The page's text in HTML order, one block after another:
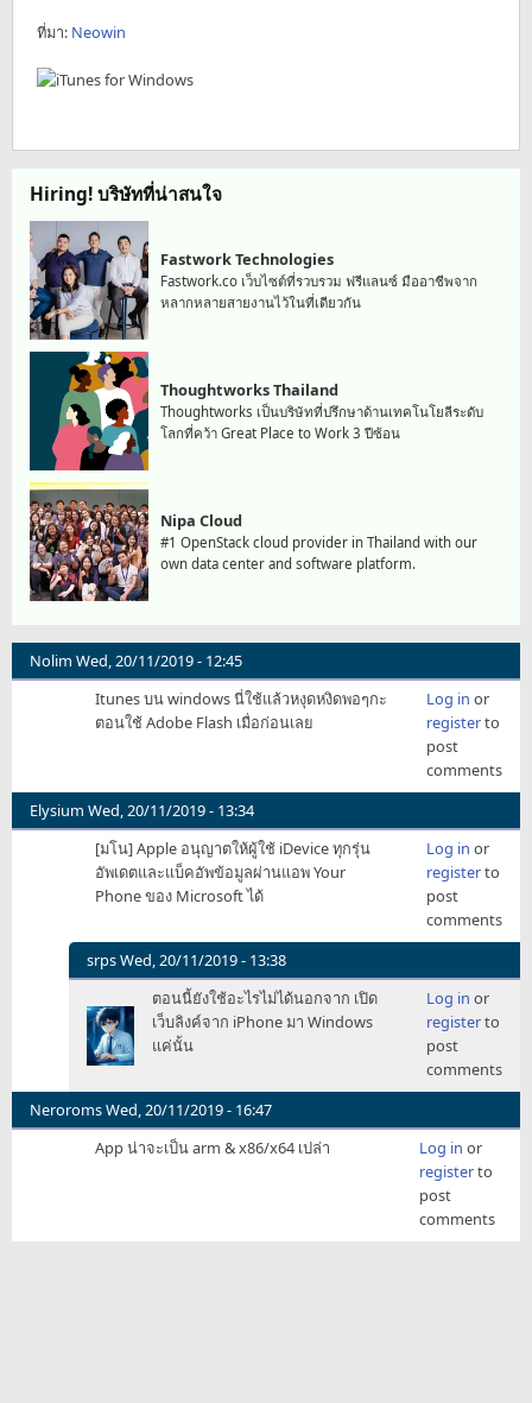
ที่มา: Neowin
Hiring! บริษัทที่น่าสนใจ
Fastwork Technologies
Fastwork.co เว็บไซต์ที่รวบรวม ฟรีแลนซ์ มืออาชีพจาก
หลากหลายสายงานไว้ในที่เดียวกัน
Thoughtworks Thailand
Thoughtworks เป็นบริษัทที่ปรึกษาด้านเทคโนโยลีระดับ
โลกที่คว้า Great Place to Work 3 ปีซ้อน
Nipa Cloud
#1 OpenStack cloud provider in Thailand with our
own data center and software platform.
Nolim Wed, 20/11/2019 - 12:45
Itunes บน windows นี่ใช้แล้วหงุดหงิดพอๆกะ
ตอนใช้ Adobe Flash เมื่อก่อนเลย
Log in or
registerto
post
comments
Elysium Wed, 20/11/2019 - 13:34
[มโน] Apple อนุญาตให้ผู้ใช้ iDevice ทุกรุ่น
อัพเดตและแบ็คอัพข้อมูลผ่านแอพ Your
Phone ของ Microsoft ได้
Log in or
registerto
post
comments
srpsWed, 20/11/2019 - 13:38
In
reply
to
[มโน]
อนุญาต
ให้
ผู้
ตอนนี้ยังใช้อะไรไม่ได้นอกจาก เปิด
เว็บลิงค์จาก iPhone มา Windows
แค่นั้น
Log in or
registerto
post
comments
NeroromsWed, 20/11/2019 - 16:47
App น่าจะเป็น arm & x86/x64 เปล่า
Log in or
registerto
post
comments